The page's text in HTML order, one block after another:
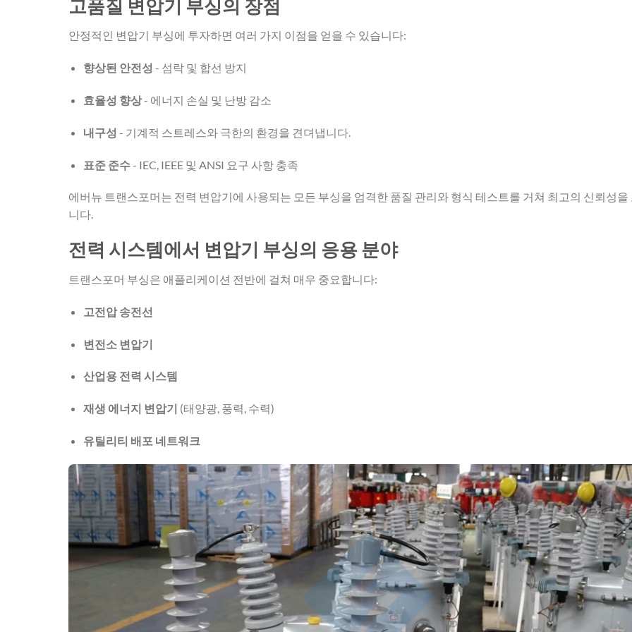
고품질 변압기 부싱의 장점
안정적인 변압기 부싱에 투자하면 여러 가지 이점을 얻을 수 있습니다:
향상된 안전성 - 섬락 및 합선 방지
효율성 향상- 에너지 손실 및 난방 감소
내구성 - 기계적 스트레스와 극한의 환경을 견뎌냅니다.
표준 준수- IEC, IEEE 및 ANSI 요구 사항 충족
에버뉴 트랜스포머는 전력 변압기에 사용되는 모든 부싱을 엄격한 품질 관리와 형식 테스트를 거쳐 최고의 신뢰성을
니다.
전력 시스템에서 변압기 부싱의 응용 분야
트랜스포머 부싱은 애플리케이션 전반에 걸쳐 매우 중요합니다:
고전압 송전선
변전소 변압기
산업용 전력 시스템
재생 에너지 변압기 (태양광, 풍력, 수력)
유틸리티 배포 네트워크